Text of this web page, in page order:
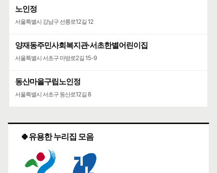
노인정
서울특별시 강남구 선릉로12길 12
양재동주민사회복지관·서초한별어린이집
서울특별시 서초구 마방로2길 15-9
동산마을구립노인정
서울특별시 서초구 동산로12길 8
🍀유용한 누리집 모음